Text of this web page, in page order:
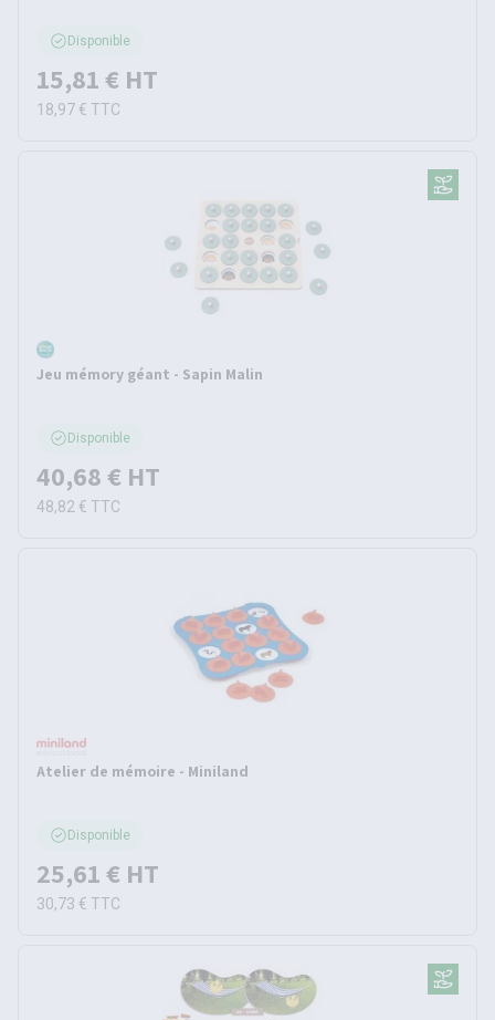
Disponible
15,81 € HT
18,97 € TTC
Jeu mémory géant - Sapin Malin
Disponible
40,68 € HT
48,82 € TTC
Atelier de mémoire - Miniland
Disponible
25,61 € HT
30,73 € TTC